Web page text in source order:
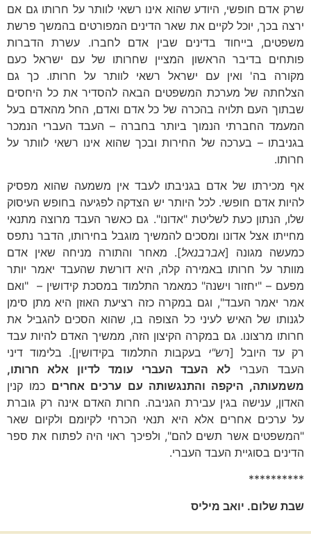
שרק אדם חופשי, היודע שהוא אינו רשאי לוותר על חרותו גם אם
ירצה בכך, יוכל לקיים את שאר הדינים המפורטים בהמשך פרשת
משפטים, בייחוד בדינים שבין אדם לחברו. עשרת הדברות
פותחים בדיבר הראשון המציין שחרותו של עם ישראל כעם
מקורה בה' ואין עם ישראל רשאי לוותר על חרותו. כך גם
הצלחתה של מערכת המשפטים הבאה להסדיר את כל היחסים
שבתוך העם תלויה בהכרה של כל אדם ואדם, החל מהאדם בעל
המעמד החברתי הנמוך ביותר בחברה – העבד העברי הנמכר
בגניבתו – בערכה של החירות ובכך שהוא אינו רשאי לוותר על
חרותו.
אף מכירתו של אדם בגניבתו לעבד אין משמעה שהוא מפסיק
להיות אדם חופשי. לכל היותר יש הצדקה לפגיעה בחופש העיסוק
שלו, הנתון כעת לשליטת "אדונו". גם כאשר העבד מרוצה מתנאי
מחייתו אצל אדונו ומסכים להמשיך מוגבל בחירותו, הדבר נתפס
כמעשה מגונה [אברבנאל]. מאחר והתורה מניחה שאין אדם
מוותר על חרותו באמירה קלה, היא דורשת שהעבד יאמר יותר
מפעם – "יחזור וישנה" כמאמר התלמוד במסכת קידושין – "ואם
אמר יאמר העבד", וגם במקרה כזה רציעת האוזן היא מתן סימן
לגנותו של האיש לעיני כל הצופה בו, שהוא הסכים להגביל את
חרותו מרצונו. גם במקרה הקיצון הזה, ממשיך האדם להיות עבד
רק עד היובל [רש"י בעקבות התלמוד בקידושין]. בלימוד דיני
העבד העברי לא העבד העברי עומד לדיון אלא חרותו,
משמעותה, היקפה והתנגשותה עם ערכים אחרים כמו קנין
האדון, ענישה בגין עבירת הגניבה. חרות האדם אינה רק גוברת
על ערכים אחרים אלא היא תנאי הכרחי לקיומם ולקיום שאר
"המשפטים אשר תשים להם", ולפיכך ראוי היה לפתוח את ספר
הדינים בסוגיית העבד העברי.
**********
שבת שלום. יואב מיליס